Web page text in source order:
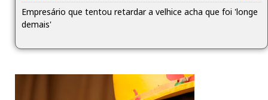
Empresário que tentou retardar a velhice acha que foi 'longe
demais'